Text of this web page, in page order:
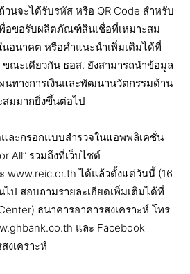
นจะได้รับรหัส หรือ QR Code สำหรับ
อขอรับผลิตภัณฑ์สินเชื่อที่เหมาะสม
อนาคต หรือคำแนะนำเพิ่มเติมได้ที่
ณะเดียวกัน ธอส. ยังสามารถนำข้อมูล
นทางการเงินและพัฒนานวัตกรรมด้าน
สมมากยิ่งขึ้นต่อไป
ละกรอกแบบสำรวจในแอพพลิเคชั่น
All” รวมถึงที่เว็บไซต์
www.reic.or.th ได้แล้วตั้งแต่วันนี้ (16
ป สอบถามรายละเอียดเพิ่มเติมได้ที่
ธนาคารอาคารสงเคราะห์ โทร
และ Facebook
งเคราะห์